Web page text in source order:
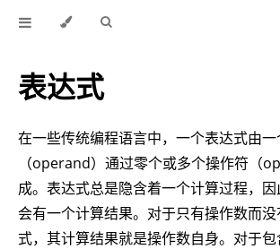
表达式
在一些传统编程语言中，一个表达式由
（operand）通过零个或多个操作符（
成。表达式总是隐含着一个计算过程，
会有一个计算结果。对于只有操作数而
式，其计算结果就是操作数自身。对于